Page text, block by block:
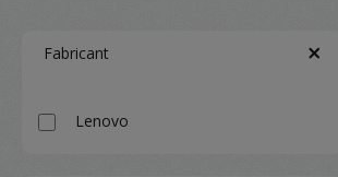
Fabricant
Lenovo